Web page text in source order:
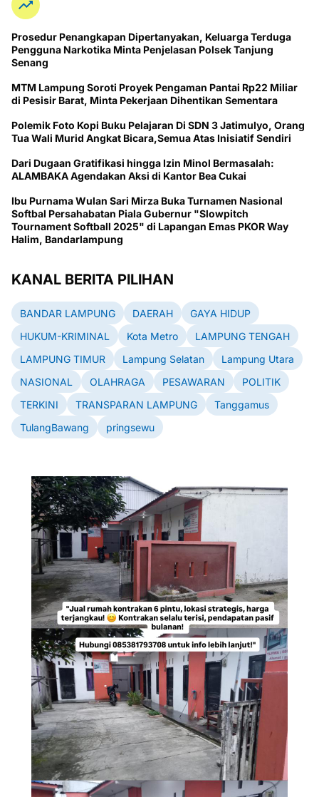
Prosedur Penangkapan Dipertanyakan, Keluarga Terduga
Pengguna Narkotika Minta Penjelasan Polsek Tanjung
Senang
MTM Lampung Soroti Proyek Pengaman Pantai Rp22 Miliar
di Pesisir Barat, Minta Pekerjaan Dihentikan Sementara
Polemik Foto Kopi Buku Pelajaran Di SDN 3 Jatimulyo, Orang
Tua Wali Murid Angkat Bicara,Semua Atas Inisiatif Sendiri
Dari Dugaan Gratifikasi hingga Izin Minol Bermasalah:
ALAMBAKA Agendakan Aksi di Kantor Bea Cukai
Ibu Purnama Wulan Sari Mirza Buka Turnamen Nasional
Softbal Persahabatan Piala Gubernur "Slowpitch
Tournament Softball 2025" di Lapangan Emas PKOR Way
Halim, Bandarlampung
KANAL BERITA PILIHAN
BANDAR LAMPUNG DAERAH
GAYA HIDUP
HUKUM-KRIMINAL
Kota Metro
LAMPUNG TENGAH
LAMPUNG TIMUR
Lampung Selatan
Lampung Utara
NASIONAL
OLAHRAGA PESAWARAN
POLITIK
TERKINI
TRANSPARAN LAMPUNG
Tanggamus
TulangBawang
pringsewu